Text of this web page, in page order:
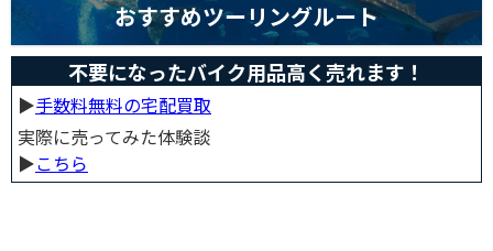
おすすめツーリングルート
不要になったバイク用品高く売れます！
▶︎手数料無料の宅配買取
実際に売ってみた体験談
▶︎こちら